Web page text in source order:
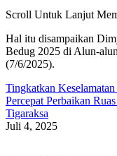
Scroll Untuk Lanjut
Hal itu disampaikan
Bedug 2025 di Alun-
(7/6/2025).
Tingkatkan
Percepat Perbaikan
Tigaraksa
Juli 4, 2025